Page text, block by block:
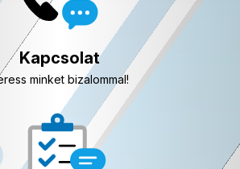
Kapcsolat
minket bizalommal!